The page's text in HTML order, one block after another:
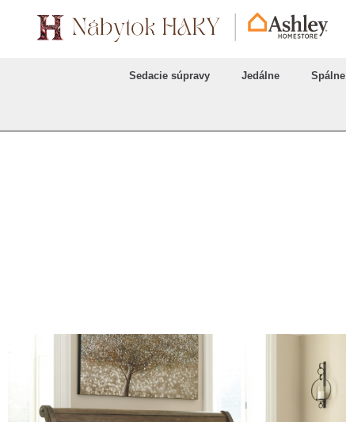
Sedacie súpravy Jedálne Spálne